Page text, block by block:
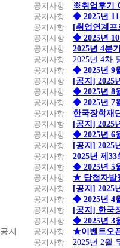
공지사항
※취업후기
공지사항
◆ 2025년
공지사항
[취업연계
공지사항
◆ 2025년
공지사항
2025년 4분
공지사항
2025년 4차
공지사항
◆ 2025년 9
공지사항
[공지] 2025
공지사항
◆ 2025년 8
공지사항
◆ 2025년 7
공지사항
한국장학재
공지사항
[공지] 2025
공지사항
◆ 2025년 6
공지사항
[공지] 2025
공지사항
2025년 제
공지사항
◆ 2025년 5
공지사항
★ 당첨자발
공지사항
[공지] 2025
공지사항
◆ 2025년 4
공지사항
[공지] 한국
공지사항
◆ 2025년 3
공지
공지사항
★이벤트오
공지사항
2025년 2월